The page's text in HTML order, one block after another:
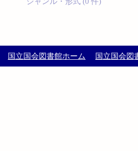
国立国会図書館ホーム 国立国会図